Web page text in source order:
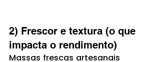
2) Frescor e textura (o que
impacta o rendimento)
Massas frescas artesanais